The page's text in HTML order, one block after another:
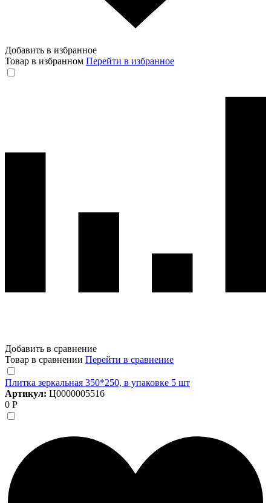
Добавить в избранное
Товар в избранном Перейти в избранное
Добавить в сравнение
Товар в сравнении Перейти в сравнение
Плитка зеркальная 350*250, в упаковке 5 шт
Артикул: Ц0000005516
0 Р